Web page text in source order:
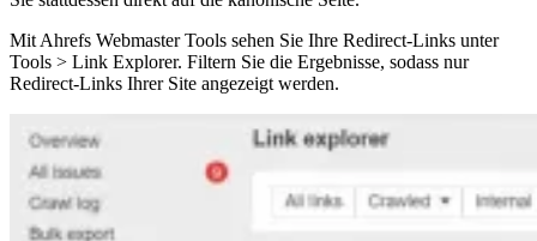
Mit Ahrefs Webmaster Tools sehen Sie Ihre Redirect-Links unter
Tools > Link Explorer. Filtern Sie die Ergebnisse, sodass nur
Redirect-Links Ihrer Site angezeigt werden.